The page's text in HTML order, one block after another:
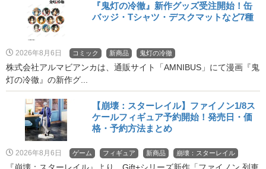
『鬼灯の冷徹』新作グッズ受注開始！缶
バッジ・Tシャツ・デスクマットなど7種
2026年8月6日 コミック 新商品 鬼灯の冷徹
株式会社アルマビアンカは、通販サイト「AMNIBUS」にて漫画『鬼
灯の冷徹』の新作グ...
【崩壊：スターレイル】ファイノン1/8ス
ケールフィギュア予約開始！発売日・価
格・予約方法まとめ
2026年8月6日 ゲーム フィギュア 新商品 崩壊：スターレイル